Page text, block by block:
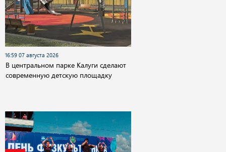
16:59 07 августа 2026
В центральном парке Калуги сделают
современную детскую площадку